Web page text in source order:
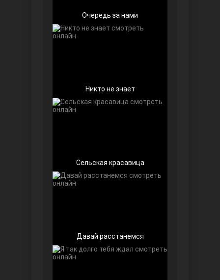
Ранняя пташка
Очередь за нами
Никто не знает
Сельская красавица
Давай расстанемся